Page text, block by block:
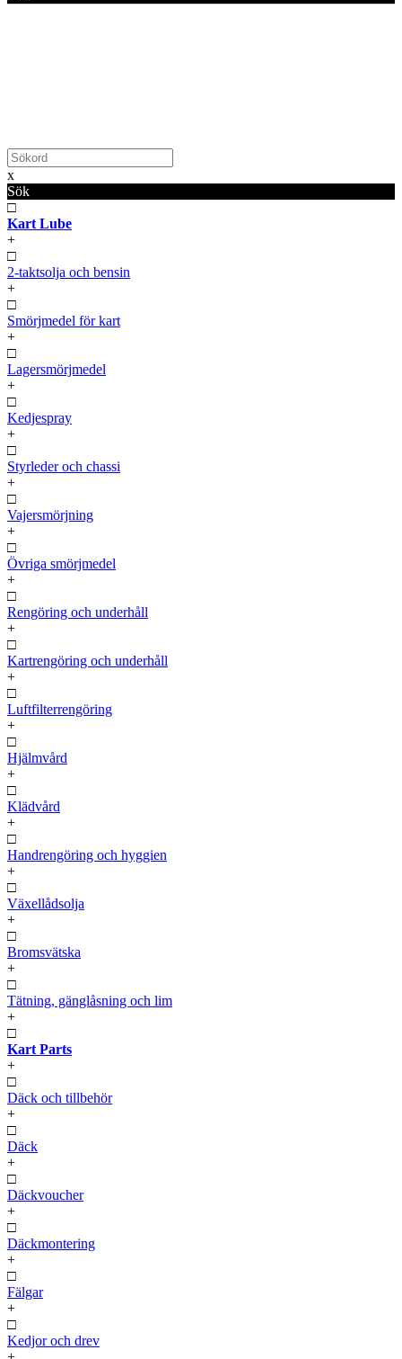
x
Sök
□
Kart Lube
+
□
2-taktsolja och bensin
+
□
Smörjmedel för kart
+
□
Lagersmörjmedel
+
□
Kedjespray
+
□
Styrleder och chassi
+
□
Vajersmörjning
+
□
Övriga smörjmedel
+
□
Rengöring och underhåll
+
□
Kartrengöring och underhåll
+
□
Luftfilterrengöring
+
□
Hjälmvård
+
□
Klädvård
+
□
Handrengöring och hyggien
+
□
Växellådsolja
+
□
Bromsvätska
+
□
Tätning, gänglåsning och lim
+
□
Kart Parts
+
□
Däck och tillbehör
+
□
Däck
+
□
Däckvoucher
+
□
Däckmontering
+
□
Fälgar
+
□
Kedjor och drev